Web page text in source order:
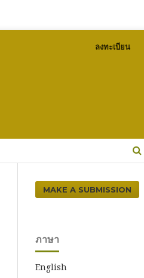
ลงทะเบียน
MAKE A SUBMISSION
ภาษา
English